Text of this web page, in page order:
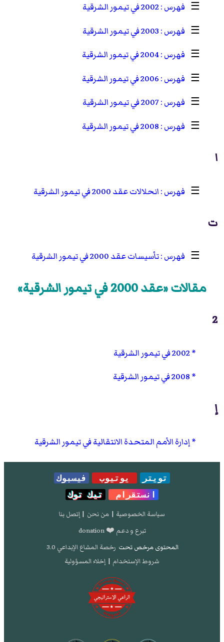
☰
2002 في تيمور الشرقية
☰
2003 في تيمور الشرقية
☰
2004 في تيمور الشرقية
☰
2006 في تيمور الشرقية
☰
2007 في تيمور الشرقية
☰
2008 في تيمور الشرقية
ا
☰ انحلالات عقد 2000 في تيمور الشرقية
ت
☰ تأسيسات عقد 2000 في تيمور الشرقية
مقالات «عقد 2000 في تيمور الشرقية»
2
2002 في تيمور الشرقية
2008 في تيمور الشرقية
إ
إدارة الأمم المتحدة الانتقالية في تيمور الشرقية
تويتر يوتيوب
فيسبوك
انستقرام
تيك توك
سياسة الخصوصية | من نحن | إتصل بنا
تبرع و دعم ❤️ donation
المحتوى مرخص تحت رخصة المشاع الإبداعي 3.0
شروط الإستخدام | إخلاء المسؤولية